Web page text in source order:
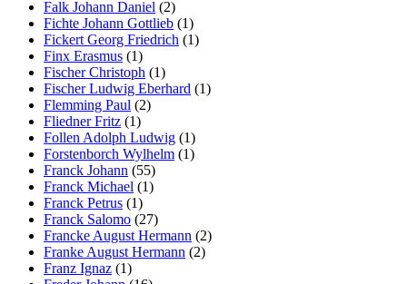
Falk Johann Daniel (2)
Fichte Johann Gottlieb (1)
Fickert Georg Friedrich (1)
Finx Erasmus (1)
Fischer Christoph (1)
Fischer Ludwig Eberhard (1)
Flemming Paul (2)
Fliedner Fritz (1)
Follen Adolph Ludwig (1)
Forstenborch Wylhelm (1)
Franck Johann (55)
Franck Michael (1)
Franck Petrus (1)
Franck Salomo (27)
Francke August Hermann (2)
Franke August Hermann (2)
Franz Ignaz (1)